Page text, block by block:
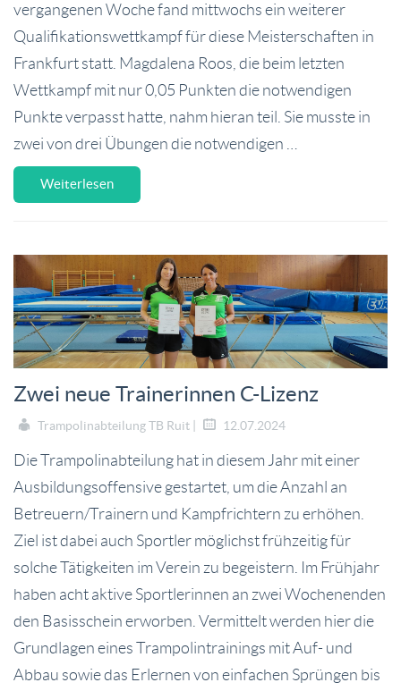
vergangenen Woche fand mittwochs ein weiterer
Qualifikationswettkampf für diese Meisterschaften in
Frankfurt statt. Magdalena Roos, die beim letzten
Wettkampf mit nur 0,05 Punkten die notwendigen
Punkte verpasst hatte, nahm hieran teil. Sie musste in
zwei von drei Übungen die notwendigen …
Weiterlesen
Zwei neue Trainerinnen C-Lizenz
Trampolinabteilung TB Ruit | 12.07.2024
Die Trampolinabteilung hat in diesem Jahr mit einer
Ausbildungsoffensive gestartet, um die Anzahl an
Betreuern/Trainern und Kampfrichtern zu erhöhen.
Ziel ist dabei auch Sportler möglichst frühzeitig für
solche Tätigkeiten im Verein zu begeistern. Im Frühjahr
haben acht aktive Sportlerinnen an zwei Wochenenden
den Basisschein erworben. Vermittelt werden hier die
Grundlagen eines Trampolintrainings mit Auf- und
Abbau sowie das Erlernen von einfachen Sprüngen bis